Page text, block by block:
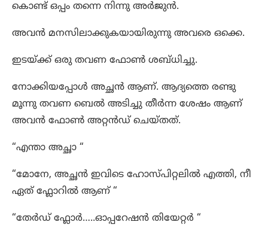
കൊണ്ട് ഒപ്പം തന്നെ നിന്നു അർജുൻ.
അവൻ മനസിലാക്കുകയായിരുന്നു അവരെ ഒക്കെ.
ഇടയ്ക്ക് ഒരു തവണ ഫോൺ ശബ്ധിച്ചു.
നോക്കിയപ്പോൾ അച്ഛൻ ആണ്. ആദ്യത്തെ രണ്ടു
മൂന്നു തവണ ബെൽ അടിച്ചു തീർന്ന ശേഷം ആണ്
അവൻ ഫോൺ അറ്റൻഡ് ചെയ്തത്.
“എന്താ അച്ഛാ “
“മോനേ, അച്ഛൻ ഇവിടെ ഹോസ്പിറ്റലിൽ എത്തി, നീ
ഏത് ഫ്ലോറിൽ ആണ് “
“തേർഡ് ഫ്ലോർ…..ഓപ്പറേഷൻ തിയേറ്റർ “